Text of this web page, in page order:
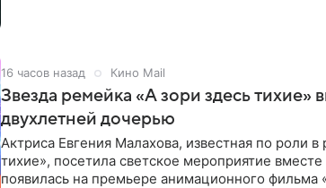
16 часов назад Кино Mail
Звезда ремейка «А зори здесь тихие»
двухлетней дочерью
Актриса Евгения Малахова, известная по роли
тихие», посетила светское мероприятие
появилась на премьере анимационного фильма